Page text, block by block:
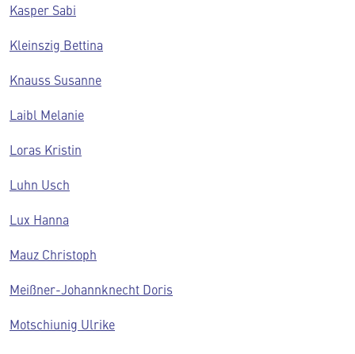
Kasper Sabi
Kleinszig Bettina
Knauss Susanne
Laibl Melanie
Loras Kristin
Luhn Usch
Lux Hanna
Mauz Christoph
Meißner-Johannknecht Doris
Motschiunig Ulrike